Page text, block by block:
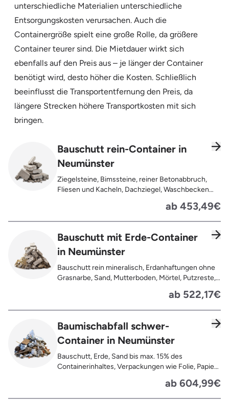
unterschiedliche Materialien unterschiedliche
Entsorgungskosten verursachen. Auch die
Containergröße spielt eine große Rolle, da größere
Container teurer sind. Die Mietdauer wirkt sich
ebenfalls auf den Preis aus – je länger der Container
benötigt wird, desto höher die Kosten. Schließlich
beeinflusst die Transportentfernung den Preis, da
längere Strecken höhere Transportkosten mit sich
bringen.
Bauschutt rein-Container in
Neumünster
Ziegelsteine, Bimssteine, reiner Betonabbruch,
Fliesen und Kacheln, Dachziegel, Waschbecken
Pflastersteine, Kalksand-Mauerwerk, Zement und
Putzreste
ab 453,49€
Bauschutt mit Erde-Container
in Neumünster
Bauschutt rein mineralisch, Erdanhaftungen ohne
Grasnarbe, Sand, Mutterboden, Mörtel, Putzreste,
ab 522,17€
Baumischabfall schwer-
Container in Neumünster
Bauschutt, Erde, Sand bis max. 15% des
Containerinhaltes, Verpackungen wie Folie, Papier,
Kunststoffe, Gummi, Styropor, Holz (z.B.
ab 604,99€